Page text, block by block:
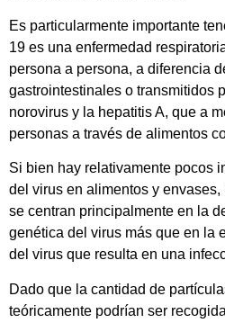
Es particularmente importante
19 es una enfermedad
persona a persona, a diferencia
gastrointestinales o transmitidos
norovirus y la hepatitis A, que a
personas a través de alimentos
Si bien hay relativamente pocos
del virus en alimentos y
se centran principalmente en la
genética del virus más que en la
del virus que resulta en una
Dado que la cantidad de
teóricamente podrían ser